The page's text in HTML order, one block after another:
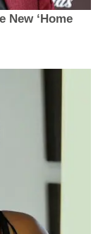
New ‘Home